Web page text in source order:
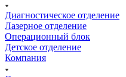
Диагностическое отделение
Лазерное отделение
Операционный блок
Детское отделение
Компания